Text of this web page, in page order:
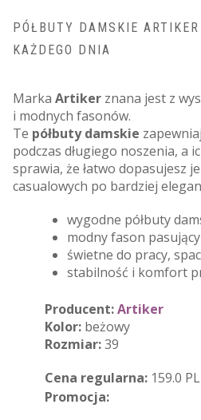
PÓŁBUTY DAMSKIE
KAŻDEGO DNIA
Marka Artiker znana jest z
i modnych fasonów.
Te półbuty damskie
podczas długiego noszenia, a
sprawia, że łatwo dopasujesz
casualowych po bardziej
wygodne półbuty
modny fason
świetne do pracy,
stabilność i komfort
Producent:Artiker
Kolor: beżowy
Rozmiar:39
Cena regularna: 159.0
Promocja: